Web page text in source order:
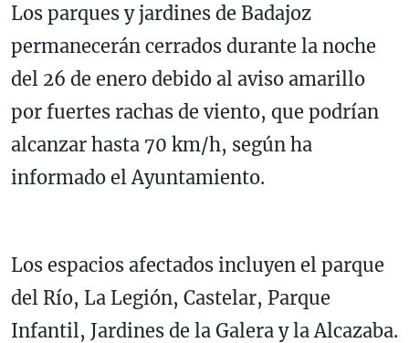
Los parques y jardines de Badajoz
permanecerán cerrados durante la noche
del 26 de enero debido al aviso amarillo
por fuertes rachas de viento, que podrían
alcanzar hasta 70 km/h, según ha
informado el Ayuntamiento.
Los espacios afectados incluyen el parque
del Río, La Legión, Castelar, Parque
Infantil, Jardines de la Galera y la Alcazaba.